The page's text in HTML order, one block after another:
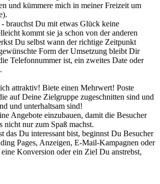
und kümmere mich in meiner Freizeit um
brauchst Du mit etwas Glück keine
kommt sie ja schon von der anderen
Du selbst wann der richtige Zeitpunkt
Form der Umsetzung bleibt Dir
Telefonnummer ist, ein zweites Date oder
attraktiv! Biete einen Mehrwert! Poste
auf Deine Zielgruppe zugeschnitten sind und
und unterhaltsam sind!
Angebote einzubauen, damit die Besucher
nicht nur zum Spaß machst.
das Du interessant bist, beginnst Du Besucher
Pages, Anzeigen, E-Mail-Kampagnen oder
Konversion oder ein Ziel Du anstrebst,